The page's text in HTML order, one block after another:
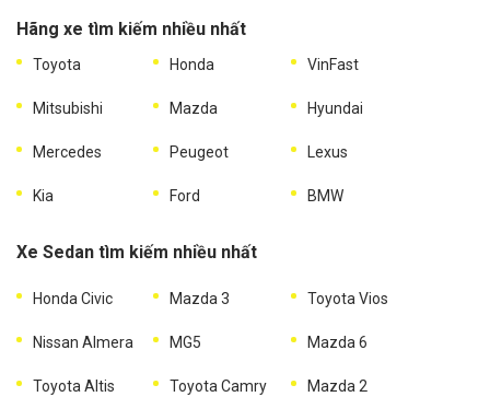
Hãng xe tìm kiếm nhiều nhất
Toyota Honda VinFast
Mitsubishi Mazda Hyundai
Mercedes Peugeot Lexus
Kia Ford BMW
Xe Sedan tìm kiếm nhiều nhất
Honda Civic Mazda 3 Toyota Vios
Nissan Almera MG5 Mazda 6
Toyota Altis Toyota Camry Mazda 2